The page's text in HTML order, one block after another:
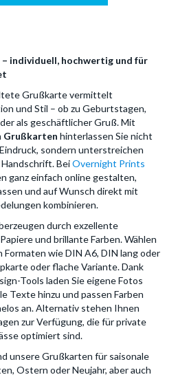
individuell, hochwertig und für
Grußkarte vermittelt
und Stil – ob zu Geburtstagen,
als geschäftlicher Gruß. Mit
Grußkarten hinterlassen Sie nicht
sondern unterstreichen
BeiOvernight Prints
ganz einfach online gestalten,
und auf Wunsch direkt mit
kombinieren.
durch exzellente
und brillante Farben. Wählen
Formaten wie DIN A6, DIN lang oder
oder flache Variante. Dank
Tools laden Sie eigene Fotos
Texte hinzu und passen Farben
an. Alternativ stehen Ihnen
zur Verfügung, die für private
optimiert sind.
unsere Grußkarten für saisonale
Ostern oder Neujahr, aber auch